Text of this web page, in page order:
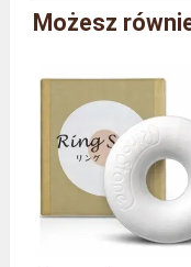
Marka
Rozmiar
Waga
Możesz